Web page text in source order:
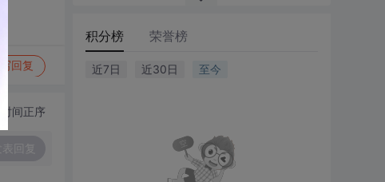
写回复
间正序
回复
积分榜 荣誉榜
近7日 近30日 至今